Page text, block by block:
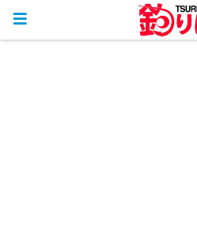
ホーム 釣行リポート